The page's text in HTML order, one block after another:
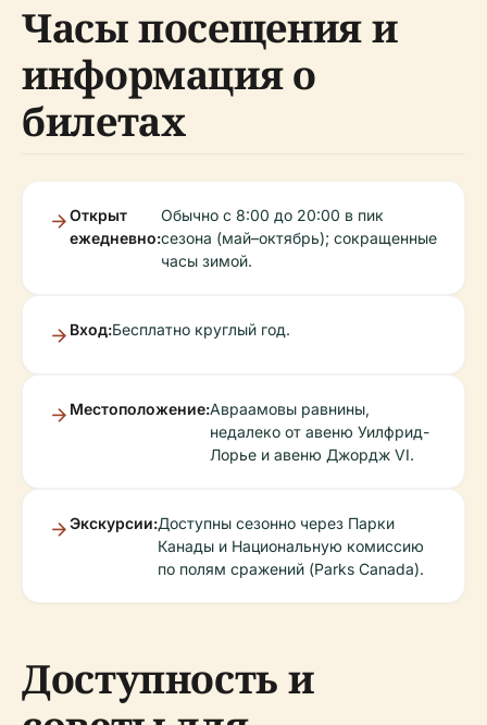
Часы посещения и
информация о
билетах
Открыт
ежедневно:
Обычно с 8:00 до 20:00 в пик
сезона (май–октябрь); сокращенные
часы зимой.
Вход:Бесплатно круглый год.
Местоположение:Авраамовы равнины,
недалеко от авеню Уилфрид-
Лорье и авеню Джордж VI.
Экскурсии:Доступны сезонно через Парки
Канады и Национальную комиссию
по полям сражений (Parks Canada).
Доступность и